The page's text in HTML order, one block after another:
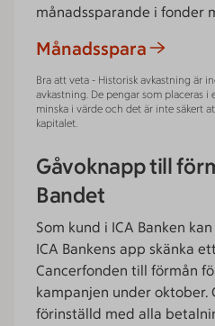
månadssparande i fonder
Månadsspara
Bra att veta - Historisk avkastning är
avkastning. De pengar som placeras i
minska i värde och det är inte säkert
kapitalet.
Gåvoknapp till
Bandet
Som kund i ICA Banken
ICA Bankens app skänka
Cancerfonden till förmån
kampanjen under oktober.
förinställd med alla